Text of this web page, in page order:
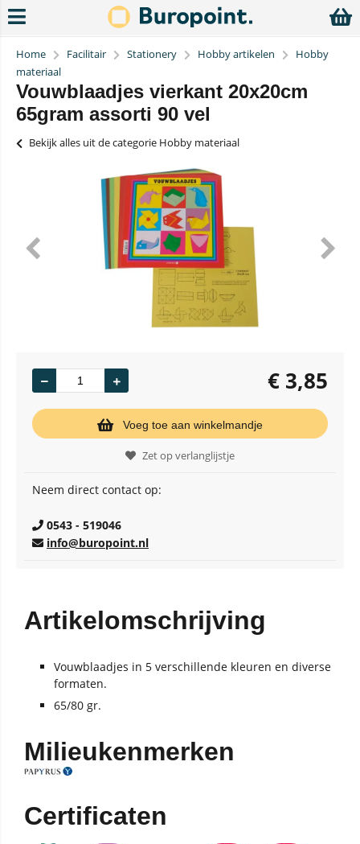
Home Facilitair Stationery Hobby artikelen
Hobby
materiaal
Vouwblaadjes vierkant 20x20cm
65gram assorti 90 vel
Bekijk alles uit de categorie Hobby materiaal
€ 3,85
Voeg toe aan winkelmandje
Zet op verlanglijstje
Neem direct contact op:
0543 - 519046
info@buropoint.nl
Artikelomschrijving
Vouwblaadjes in 5 verschillende kleuren en diverse
formaten.
65/80 gr.
Milieukenmerken
Certificaten